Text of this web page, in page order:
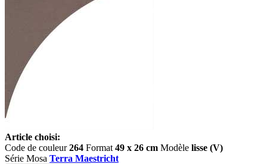
Article choisi:
Code de couleur264 Format 49 x 26 cm Modèle lisse (V)
Série Mosa Terra Maestricht